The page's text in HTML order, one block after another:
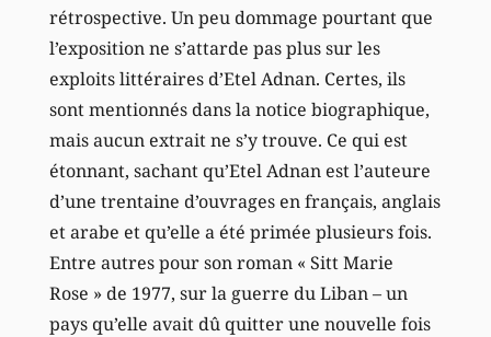
rétrospective. Un peu dommage pourtant que
l’exposition ne s’attarde pas plus sur les
exploits littéraires d’Etel Adnan. Certes, ils
sont mentionnés dans la notice biographique,
mais aucun extrait ne s’y trouve. Ce qui est
étonnant, sachant qu’Etel Adnan est l’auteure
d’une trentaine d’ouvrages en français, anglais
et arabe et qu’elle a été primée plusieurs fois.
Entre autres pour son roman « Sitt Marie
Rose » de 1977, sur la guerre du Liban – un
pays qu’elle avait dû quitter une nouvelle fois